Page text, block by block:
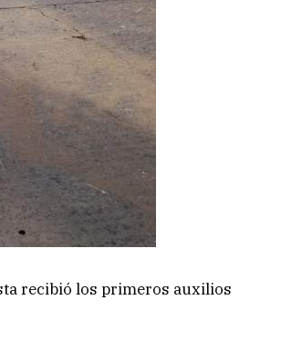
recibió los primeros auxilios